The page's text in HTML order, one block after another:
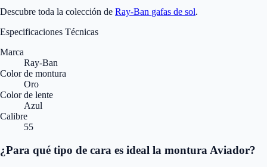
Descubre toda la colección de Ray-Ban gafas de sol.
Especificaciones Técnicas
Marca
Ray-Ban
Color de montura
Oro
Color de lente
Azul
Calibre
55
¿Para qué tipo de cara es ideal la montura Aviador?